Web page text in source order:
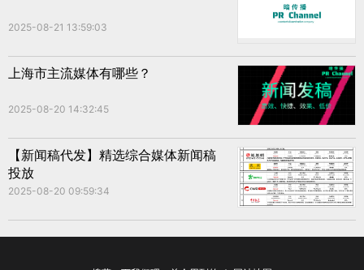
2025-08-21 13:59:03
上海市主流媒体有哪些？
2025-08-20 14:32:45
【新闻稿代发】精选综合媒体新闻稿
投放
2025-08-20 09:59:34